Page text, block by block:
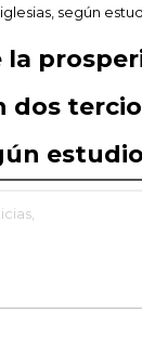
según
la
dos
estudio